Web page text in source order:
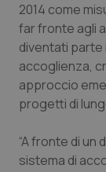
Rene &
2014 come
far fronte agli
diventati parte
accoglienza,
approccio
progetti di
“A fronte di un
sistema di